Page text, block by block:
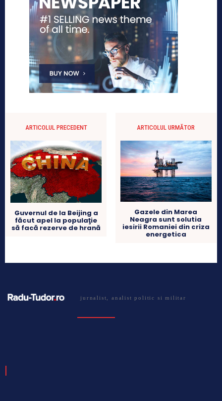
ARTICOLUL PRECEDENT
Guvernul de la Beijing a
făcut apel la populaţie
să facă rezerve de hrană
ARTICOLUL URMĂTOR
Gazele din Marea
Neagra sunt solutia
iesirii Romaniei din criza
energetica
jurnalist, analist politic si militar